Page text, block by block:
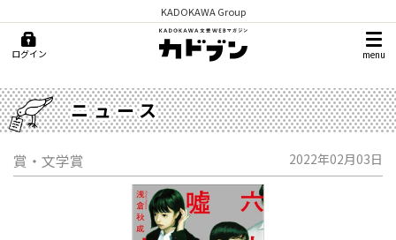
KADOKAWA Group
ログイン menu
ニュース
賞・文学賞 2022年02月03日